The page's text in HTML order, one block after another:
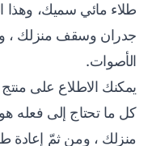
طلاء مائي سميك،
جدران وسقف منزلك ،
الأصوات.
يمكنك الاطلاع على
كل ما تحتاج إلى فعله
منزلك ، ومن ثمّ إعادة